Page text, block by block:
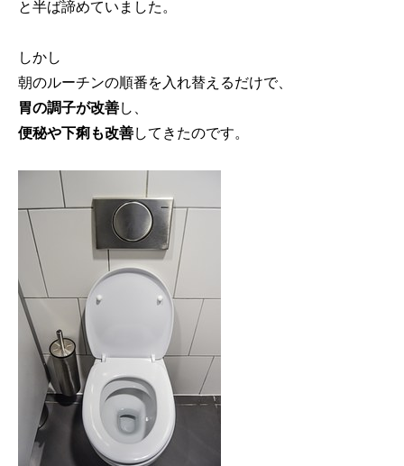
と半ば諦めていました。
しかし
朝のルーチンの順番を入れ替えるだけで、
胃の調子が改善し、
便秘や下痢も改善してきたのです。